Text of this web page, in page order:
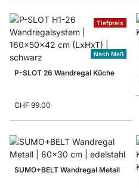
Tiefpreis
Nach Maß
P-SLOT 26 Wandregal Küche
CHF 99.00
SUMO+BELT Wandregal Metall